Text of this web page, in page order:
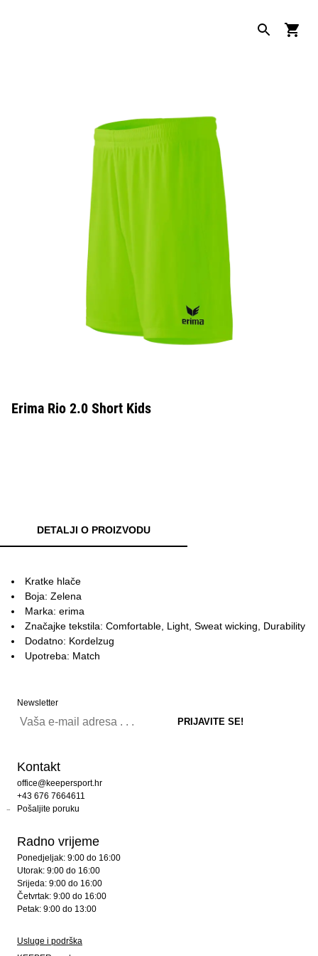
Erima Rio 2.0 Short Kids
DETALJI O PROIZVODU
Kratke hlače
Boja: Zelena
Marka: erima
Značajke tekstila: Comfortable, Light, Sweat wicking, Durability
Dodatno: Kordelzug
Upotreba: Match
Newsletter
Kontakt
office@keepersport.hr
+43 676 7664611
Pošaljite poruku
Radno vrijeme
Ponedjeljak: 9:00 do 16:00
Utorak: 9:00 do 16:00
Srijeda: 9:00 do 16:00
Četvrtak: 9:00 do 16:00
Petak: 9:00 do 13:00
Usluge i podrška